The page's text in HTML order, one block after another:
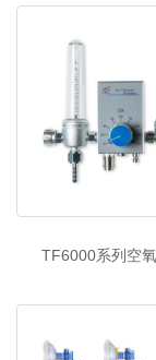
TF6000系列空